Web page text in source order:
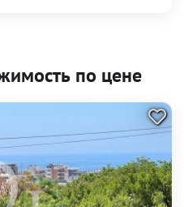
по цене